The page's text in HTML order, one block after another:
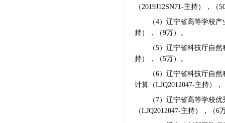
（2019J12SN71-主持），（
（4）辽宁省高等学校
持），（9万）。
（5）辽宁省科技厅自
持），（5万）。
（6）辽宁省科技厅自
计算（LJQ2012047-主持）
（ 7） 辽宁省高等学校优
（LJQ2012047-主持），（6